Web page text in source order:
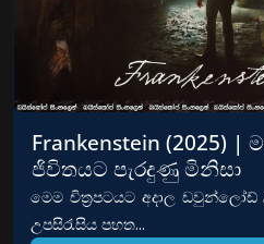
Frankenstein (2025) |
ජිවිතයට පැරදුණු මිනිසා
මෙම චිත්‍රපටයට අදාල
උපසිරැසිය පහත...